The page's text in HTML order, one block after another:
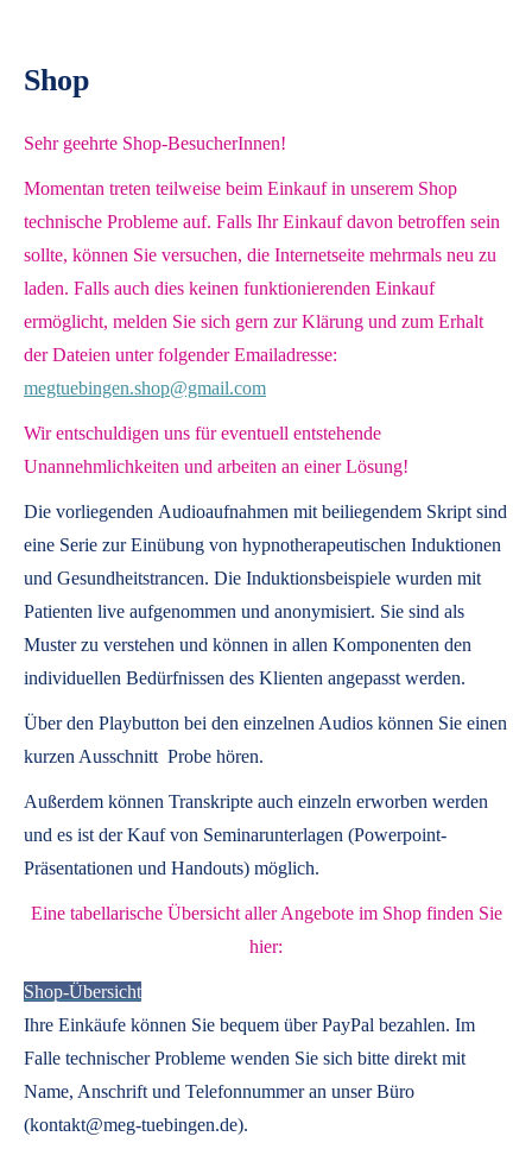
Shop
Sehr geehrte Shop-BesucherInnen!
Momentan treten teilweise beim Einkauf in unserem Shop
technische Probleme auf. Falls Ihr Einkauf davon betroffen sein
sollte, können Sie versuchen, die Internetseite mehrmals neu zu
laden. Falls auch dies keinen funktionierenden Einkauf
ermöglicht, melden Sie sich gern zur Klärung und zum Erhalt
der Dateien unter folgender Emailadresse:
megtuebingen.shop@gmail.com
Wir entschuldigen uns für eventuell entstehende
Unannehmlichkeiten und arbeiten an einer Lösung!
Die vorliegenden Audioaufnahmen mit beiliegendem Skript sind
eine Serie zur Einübung von hypnotherapeutischen Induktionen
und Gesundheitstrancen. Die Induktionsbeispiele wurden mit
Patienten live aufgenommen und anonymisiert. Sie sind als
Muster zu verstehen und können in allen Komponenten den
individuellen Bedürfnissen des Klienten angepasst werden.
Über den Playbutton bei den einzelnen Audios können Sie einen
kurzen Ausschnitt Probe hören.
Außerdem können Transkripte auch einzeln erworben werden
und es ist der Kauf von Seminarunterlagen (Powerpoint-
Präsentationen und Handouts) möglich.
Eine tabellarische Übersicht aller Angebote im Shop finden Sie
hier:
Shop-Übersicht
Ihre Einkäufe können Sie bequem über PayPal bezahlen. Im
Falle technischer Probleme wenden Sie sich bitte direkt mit
Name, Anschrift und Telefonnummer an unser Büro
(kontakt@meg-tuebingen.de).